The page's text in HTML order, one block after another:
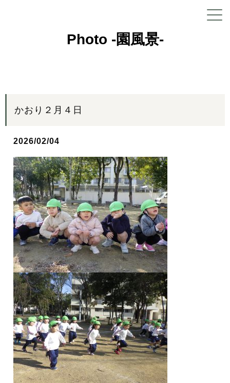
Photo -園風景-
かおり２月４日
2026/02/04